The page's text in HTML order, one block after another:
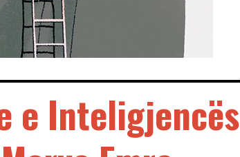
e Inteligjencës